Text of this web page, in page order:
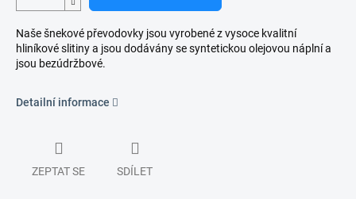
Naše šnekové převodovky jsou vyrobené z vysoce kvalitní
hliníkové slitiny a jsou dodávány se syntetickou olejovou náplní a
jsou bezúdržbové.
Detailní informace
ZEPTAT SE SDÍLET